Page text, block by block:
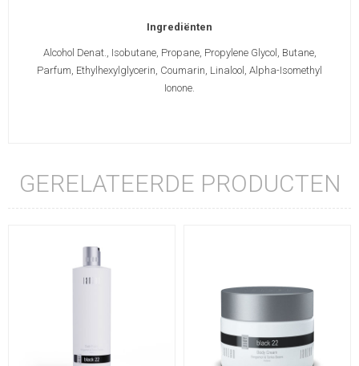
Ingrediënten
Alcohol Denat., Isobutane, Propane, Propylene Glycol, Butane,
Parfum, Ethylhexylglycerin, Coumarin, Linalool, Alpha-Isomethyl
Ionone.
GERELATEERDE PRODUCTEN